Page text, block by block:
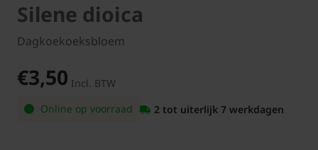
Silene dioica
Dagkoekoeksbloem
€3,50 Incl. BTW
Online op voorraad
2 tot uiterlijk 7 werkdagen